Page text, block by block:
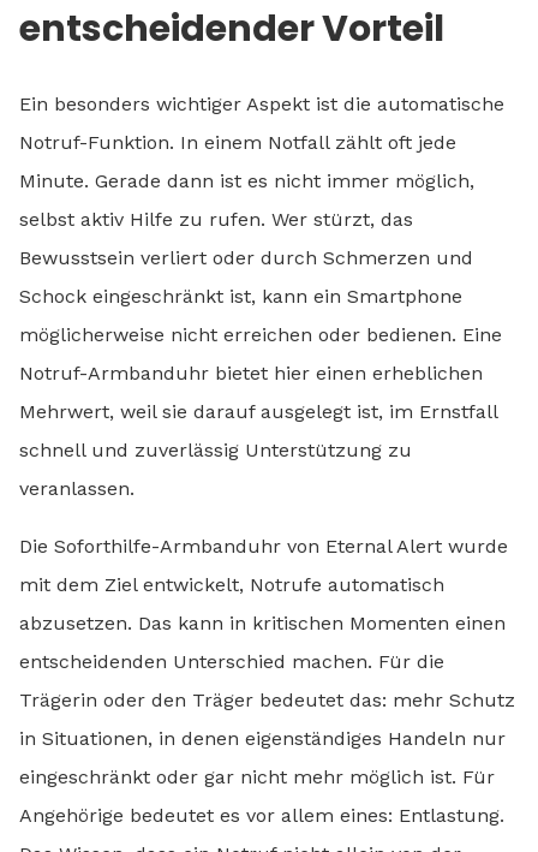
entscheidender Vorteil
Ein besonders wichtiger Aspekt ist die automatische
Notruf-Funktion. In einem Notfall zählt oft jede
Minute. Gerade dann ist es nicht immer möglich,
selbst aktiv Hilfe zu rufen. Wer stürzt, das
Bewusstsein verliert oder durch Schmerzen und
Schock eingeschränkt ist, kann ein Smartphone
möglicherweise nicht erreichen oder bedienen. Eine
Notruf-Armbanduhr bietet hier einen erheblichen
Mehrwert, weil sie darauf ausgelegt ist, im Ernstfall
schnell und zuverlässig Unterstützung zu
veranlassen.
Die Soforthilfe-Armbanduhr von Eternal Alert wurde
mit dem Ziel entwickelt, Notrufe automatisch
abzusetzen. Das kann in kritischen Momenten einen
entscheidenden Unterschied machen. Für die
Trägerin oder den Träger bedeutet das: mehr Schutz
in Situationen, in denen eigenständiges Handeln nur
eingeschränkt oder gar nicht mehr möglich ist. Für
Angehörige bedeutet es vor allem eines: Entlastung.